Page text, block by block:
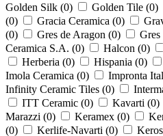
Golden Silk (0) Golden Tile (0)
(0) Gracia Ceramica (0)
(0) Gres de Aragon (0)
Ceramica S.A. (0) Halcon (0)
Herberia (0) Hispania (0)
Imola Ceramica (0) Impronta
Infinity Ceramic Tiles (0)
ITT Ceramic (0) Kavarti (0)
Marazzi (0) Keramex (0)
(0) Kerlife-Navarti (0)